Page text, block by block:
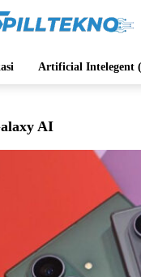
Artificial Intelegent
AI